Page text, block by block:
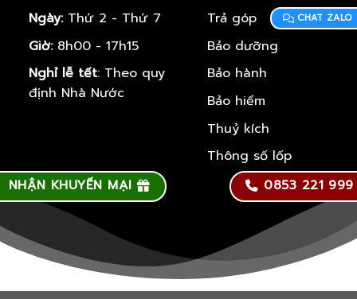
Ngày:Thứ 2 - Thứ 7
Giờ:8h00 - 17h15
Nghỉ lễ tết: Theo quy
định Nhà Nước
Trả góp
Bảo dưỡng
Bảo hành
Bảo hiểm
Thuỷ kích
Thông số lốp
0853 221 999
CHAT ZALO
NHẬN KHUYẾN MẠI